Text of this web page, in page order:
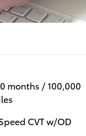
months / 100,000
CVT w/OD